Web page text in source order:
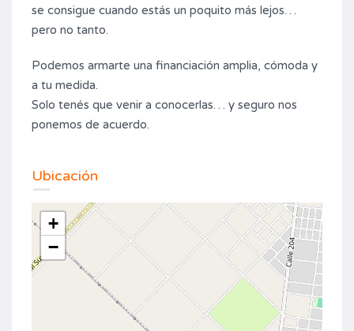
se consigue cuando estás un poquito más lejos…
pero no tanto.
Podemos armarte una financiación amplia, cómoda y
a tu medida.
Solo tenés que venir a conocerlas… y seguro nos
ponemos de acuerdo.
Ubicación
+
−